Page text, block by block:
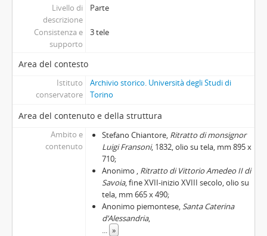
Livello di
descrizione
Parte
Consistenza e
supporto
3 tele
Area del contesto
Istituto
conservatore
Archivio storico. Università degli Studi di
Torino
Area del contenuto e della struttura
Ambito e
contenuto
Stefano Chiantore, Ritratto di monsignor
Luigi Fransoni, 1832, olio su tela, mm 895 x
710;
Anonimo , Ritratto di Vittorio Amedeo II di
Savoia, fine XVII-inizio XVIII secolo, olio su
tela, mm 665 x 490;
Anonimo piemontese,Santa Caterina
d’Alessandria,
... »